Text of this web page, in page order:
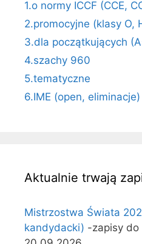
1.o normy ICCF (CCE,
2.promocyjne (klasy O,
3.dla początkujących
4.szachy 960
5.tematyczne
6.IME (open, eliminacje)
Aktualnie trwają
Mistrzostwa Świata
kandydacki) -zapisy